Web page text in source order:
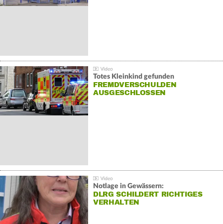
Totes Kleinkind gefunden
FREMDVERSCHULDEN
AUSGESCHLOSSEN
Notlage in Gewässern:
DLRG SCHILDERT RICHTIGES
VERHALTEN